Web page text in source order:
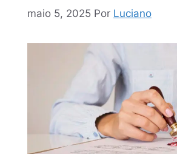
maio 5, 2025 Por Luciano